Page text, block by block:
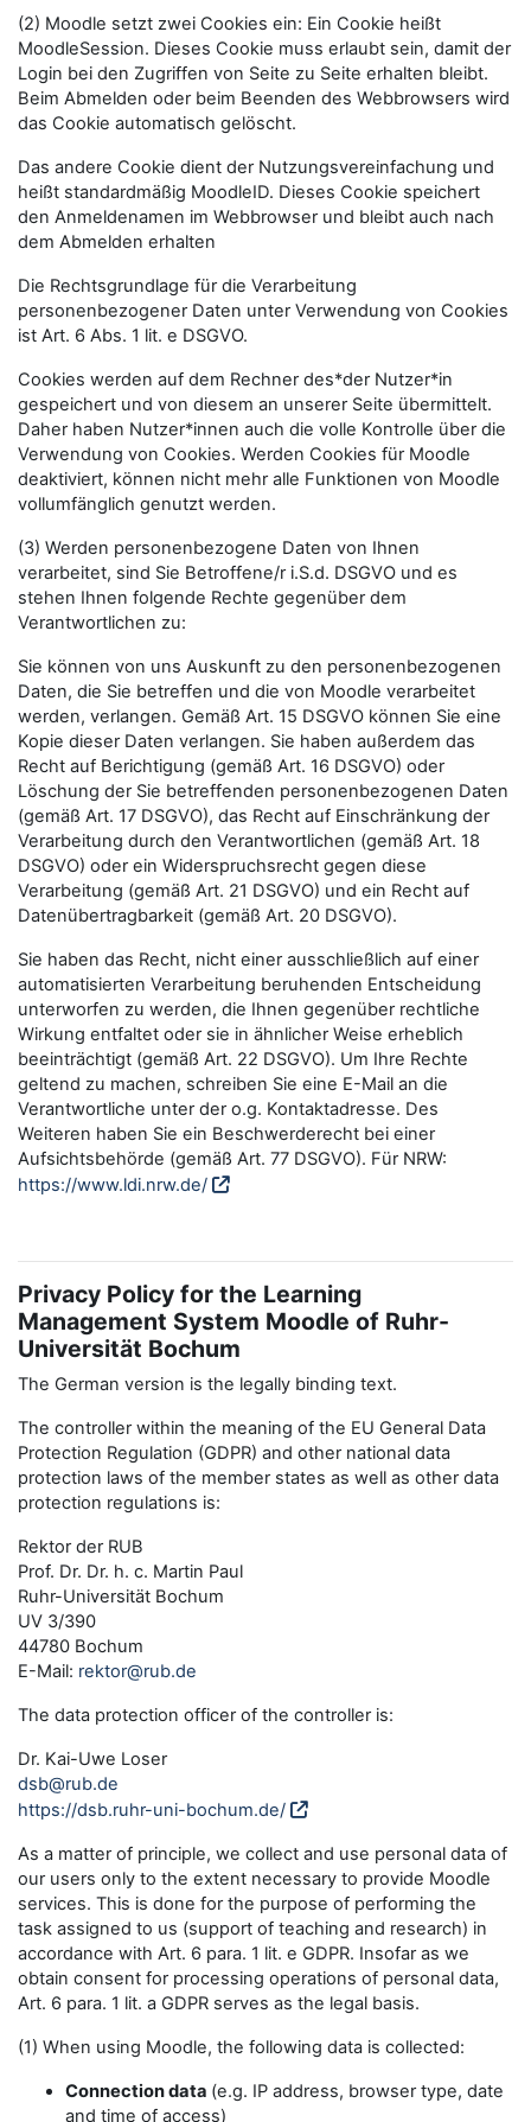
(2) Moodle setzt zwei Cookies ein: Ein Cookie heißt
MoodleSession. Dieses Cookie muss erlaubt sein, damit der
Login bei den Zugriffen von Seite zu Seite erhalten bleibt.
Beim Abmelden oder beim Beenden des Webbrowsers wird
das Cookie automatisch gelöscht.
Das andere Cookie dient der Nutzungsvereinfachung und
heißt standardmäßig MoodleID. Dieses Cookie speichert
den Anmeldenamen im Webbrowser und bleibt auch nach
dem Abmelden erhalten
Die Rechtsgrundlage für die Verarbeitung
personenbezogener Daten unter Verwendung von Cookies
ist Art. 6 Abs. 1 lit. e DSGVO.
Cookies werden auf dem Rechner des*der Nutzer*in
gespeichert und von diesem an unserer Seite übermittelt.
Daher haben Nutzer*innen auch die volle Kontrolle über die
Verwendung von Cookies. Werden Cookies für Moodle
deaktiviert, können nicht mehr alle Funktionen von Moodle
vollumfänglich genutzt werden.
(3) Werden personenbezogene Daten von Ihnen
verarbeitet, sind Sie Betroffene/r i.S.d. DSGVO und es
stehen Ihnen folgende Rechte gegenüber dem
Verantwortlichen zu:
Sie können von uns Auskunft zu den personenbezogenen
Daten, die Sie betreffen und die von Moodle verarbeitet
werden, verlangen. Gemäß Art. 15 DSGVO können Sie eine
Kopie dieser Daten verlangen. Sie haben außerdem das
Recht auf Berichtigung (gemäß Art. 16 DSGVO) oder
Löschung der Sie betreffenden personenbezogenen Daten
(gemäß Art. 17 DSGVO), das Recht auf Einschränkung der
Verarbeitung durch den Verantwortlichen (gemäß Art. 18
DSGVO) oder ein Widerspruchsrecht gegen diese
Verarbeitung (gemäß Art. 21 DSGVO) und ein Recht auf
Datenübertragbarkeit (gemäß Art. 20 DSGVO).
Sie haben das Recht, nicht einer ausschließlich auf einer
automatisierten Verarbeitung beruhenden Entscheidung
unterworfen zu werden, die Ihnen gegenüber rechtliche
Wirkung entfaltet oder sie in ähnlicher Weise erheblich
beeinträchtigt (gemäß Art. 22 DSGVO). Um Ihre Rechte
geltend zu machen, schreiben Sie eine E-Mail an die
Verantwortliche unter der o.g. Kontaktadresse. Des
Weiteren haben Sie ein Beschwerderecht bei einer
Aufsichtsbehörde (gemäß Art. 77 DSGVO). Für NRW:
https://www.ldi.nrw.de/
Privacy Policy for the Learning
Management System Moodle of Ruhr-
Universität Bochum
The German version is the legally binding text.
The controller within the meaning of the EU General Data
Protection Regulation (GDPR) and other national data
protection laws of the member states as well as other data
protection regulations is:
Rektor der RUB
Prof. Dr. Dr. h. c. Martin Paul
Ruhr-Universität Bochum
UV 3/390
44780 Bochum
E-Mail: rektor@rub.de
The data protection officer of the controller is:
Dr. Kai-Uwe Loser
dsb@rub.de
https://dsb.ruhr-uni-bochum.de/
As a matter of principle, we collect and use personal data of
our users only to the extent necessary to provide Moodle
services. This is done for the purpose of performing the
task assigned to us (support of teaching and research) in
accordance with Art. 6 para. 1 lit. e GDPR. Insofar as we
obtain consent for processing operations of personal data,
Art. 6 para. 1 lit. a GDPR serves as the legal basis.
(1) When using Moodle, the following data is collected:
Connection data (e.g. IP address, browser type, date
and time of access)